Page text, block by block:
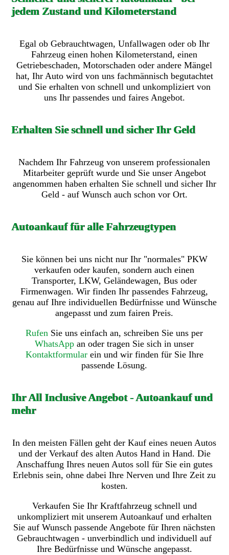
jedem Zustand und Kilometerstand
Egal ob Gebrauchtwagen, Unfallwagen oder ob Ihr
Fahrzeug einen hohen Kilometerstand, einen
Getriebeschaden, Motorschaden oder andere Mängel
hat, Ihr Auto wird von uns fachmännisch begutachtet
und Sie erhalten von schnell und unkompliziert von
uns Ihr passendes und faires Angebot.
Erhalten Sie schnell und sicher Ihr Geld
Nachdem Ihr Fahrzeug von unserem professionalen
Mitarbeiter geprüft wurde und Sie unser Angebot
angenommen haben erhalten Sie schnell und sicher Ihr
Geld - auf Wunsch auch schon vor Ort.
Autoankauf für alle Fahrzeugtypen
Sie können bei uns nicht nur Ihr "normales" PKW
verkaufen oder kaufen, sondern auch einen
Transporter, LKW, Geländewagen, Bus oder
Firmenwagen. Wir finden Ihr passendes Fahrzeug,
genau auf Ihre individuellen Bedürfnisse und Wünsche
angepasst und zum fairen Preis.
Rufen Sie uns einfach an, schreiben Sie uns per
WhatsApp an oder tragen Sie sich in unser
Kontaktformularein und wir finden für Sie Ihre
passende Lösung.
Ihr All Inclusive Angebot - Autoankauf und
mehr
In den meisten Fällen geht der Kauf eines neuen Autos
und der Verkauf des alten Autos Hand in Hand. Die
Anschaffung Ihres neuen Autos soll für Sie ein gutes
Erlebnis sein, ohne dabei Ihre Nerven und Ihre Zeit zu
kosten.
Verkaufen Sie Ihr Kraftfahrzeug schnell und
unkompliziert mit unserem Autoankauf und erhalten
Sie auf Wunsch passende Angebote für Ihren nächsten
Gebrauchtwagen - unverbindlich und individuell auf
Ihre Bedürfnisse und Wünsche angepasst.